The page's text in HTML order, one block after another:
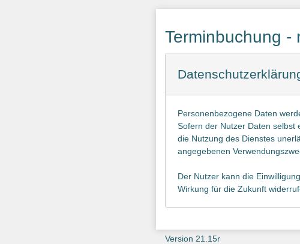
Terminbuchung -
Personenbezogene Daten
Sofern der Nutzer Daten selbst
die Nutzung des Dienstes
angegebenen
Der Nutzer kann die
Wirkung für die Zukunft
Version 21.15r9600